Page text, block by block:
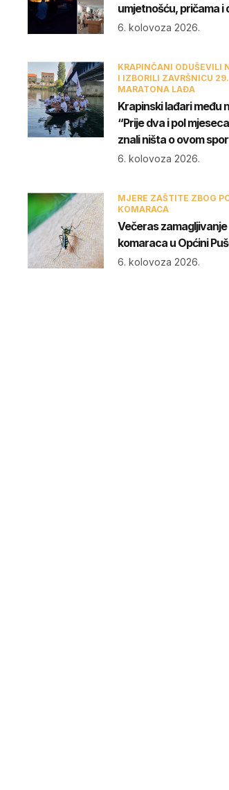
umjetnošću, pričama i
6. kolovoza 2026.
KRAPINČANI ODUŠEVILI
I IZBORILI ZAVRŠNICU 29.
MARATONA LAĐA
Krapinski lađari među
“Prije dva i pol
znali ništa o ovom
6. kolovoza 2026.
MJERE ZAŠTITE ZBOG
KOMARACA
Večeras
komaraca u Općini
6. kolovoza 2026.